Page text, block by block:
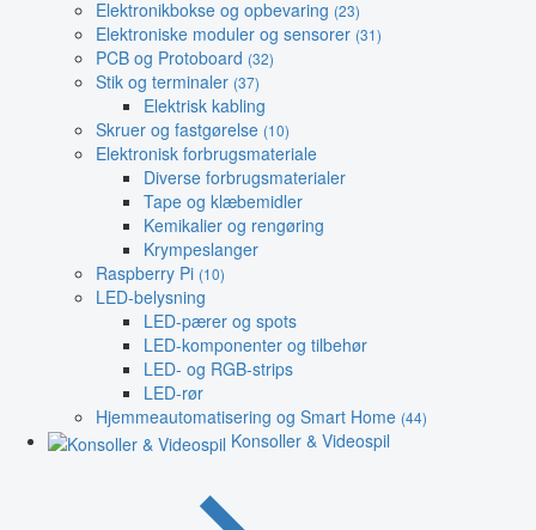
Elektronikbokse og opbevaring (23)
Elektroniske moduler og sensorer (31)
PCB og Protoboard (32)
Stik og terminaler (37)
Elektrisk kabling
Skruer og fastgørelse (10)
Elektronisk forbrugsmateriale
Diverse forbrugsmaterialer
Tape og klæbemidler
Kemikalier og rengøring
Krympeslanger
Raspberry Pi (10)
LED-belysning
LED-pærer og spots
LED-komponenter og tilbehør
LED- og RGB-strips
LED-rør
Hjemmeautomatisering og Smart Home (44)
Konsoller & Videospil